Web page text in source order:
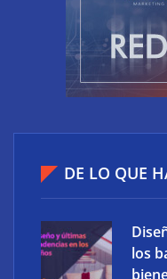
¿Por qué utilizar los
de fincas para tu
DE LO QUE
los